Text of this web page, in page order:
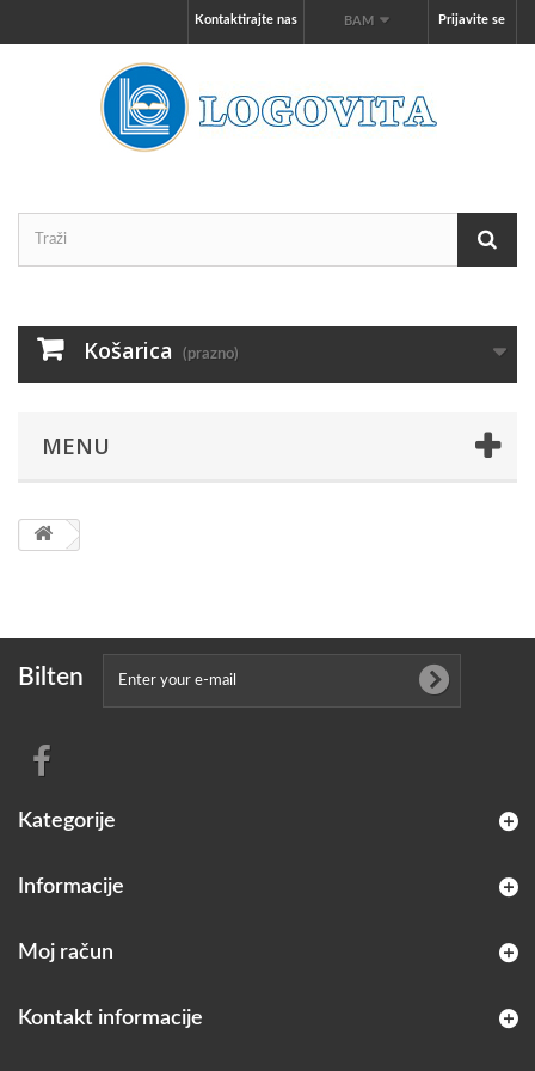
Prijavite se
BAM
Kontaktirajte nas
Košarica (prazno)
MENU
Bilten
Kategorije
Informacije
Moj račun
Kontakt informacije